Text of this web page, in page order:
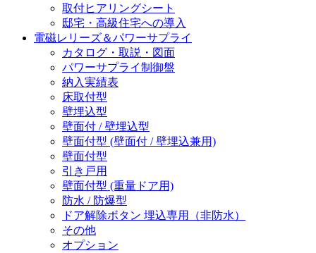
取付ヒアリングシート
邸宅・高級住宅への導入
電磁レリーズ＆パワーサプライ
カタログ・取説・図面
パワーサプライ制御盤
納入実績表
床取付型
壁埋込型
壁面付 / 壁埋込型
壁面付型 (壁面付 / 壁埋込兼用)
壁面付型
引き戸用
壁面付型 (重量ドア用)
防水 / 防爆型
ドア解除ボタン 埋込専用（非防水）
その他
オプション